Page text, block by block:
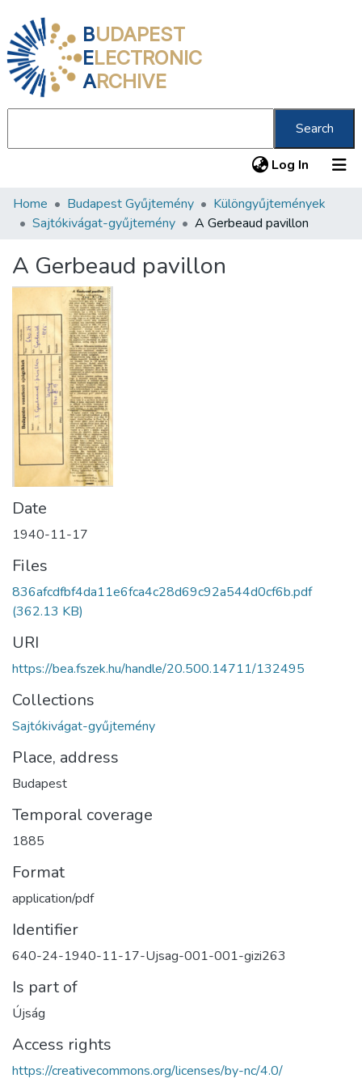
BUDAPEST
ELECTRONIC
ARCHIVE
Search
Log In (current)
Communities & Collections
Statistics
About us
Home Budapest Gyűjtemény
Különgyűjtemények
Sajtókivágat-gyűjtemény
A Gerbeaud pavillon
A Gerbeaud pavillon
Date
1940-11-17
Files
836afcdfbf4da11e6fca4c28d69c92a544d0cf6b.pdf
(362.13 KB)
URI
https://bea.fszek.hu/handle/20.500.14711/132495
Collections
Sajtókivágat-gyűjtemény
Place, address
Budapest
Temporal coverage
1885
Format
application/pdf
Identifier
640-24-1940-11-17-Ujsag-001-001-gizi263
Is part of
Újság
Access rights
https://creativecommons.org/licenses/by-nc/4.0/